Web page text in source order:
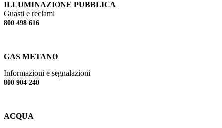
ILLUMINAZIONE PUBBLICA
Guasti e reclami
800 498 616
GAS METANO
Informazioni e segnalazioni
800 904 240
ACQUA